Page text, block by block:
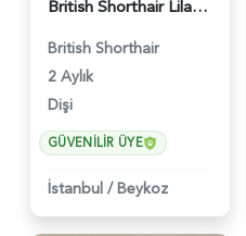
British Shorthair Lilac Dişi Tatlı Kızımız - 5236
British Shorthair
2 Aylık
Dişi
GÜVENILIR ÜYE
İstanbul / Beykoz